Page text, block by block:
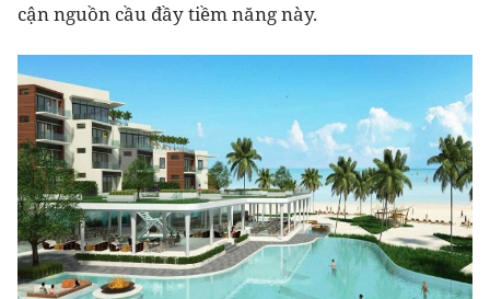
cận nguồn cầu đầy tiềm năng này.